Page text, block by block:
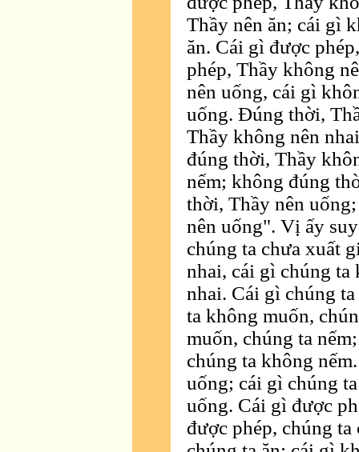
Thầy nên ăn; cái gì
ăn. Cái gì được
phép, Thầy không
nên uống, cái gì
uống. Đúng thời,
Thầy không nên
đúng thời, Thầy
nếm; không đúng
thời, Thầy nên
nên uống". Vị ấy
chúng ta chưa xuất
nhai, cái gì chúng ta
nhai. Cái gì chúng
ta không muốn,
muốn, chúng ta
chúng ta không
uống; cái gì chúng
uống. Cái gì được
được phép, chúng